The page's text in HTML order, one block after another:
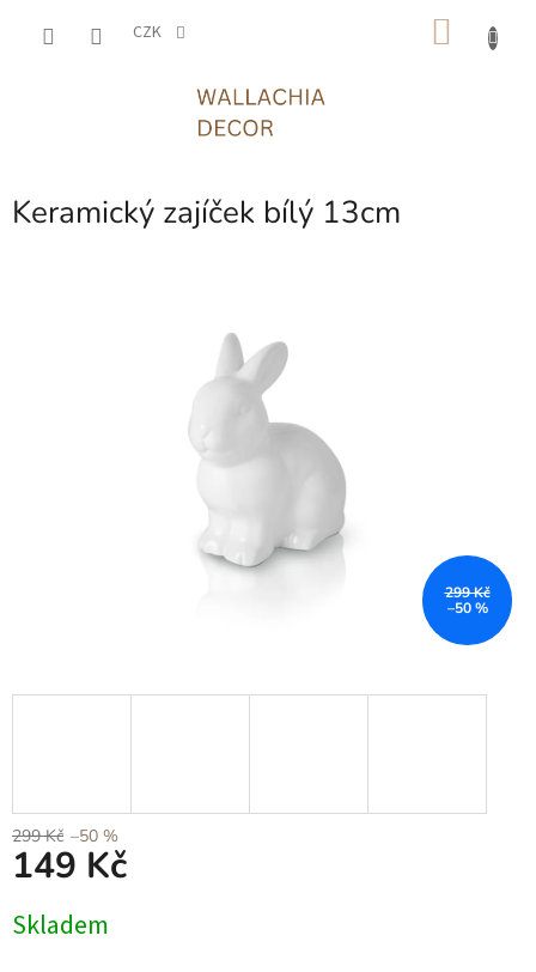
CZK
Keramický zajíček bílý 13cm
299 Kč
–50 %
299 Kč –50 %
149 Kč
cena:
Skladem